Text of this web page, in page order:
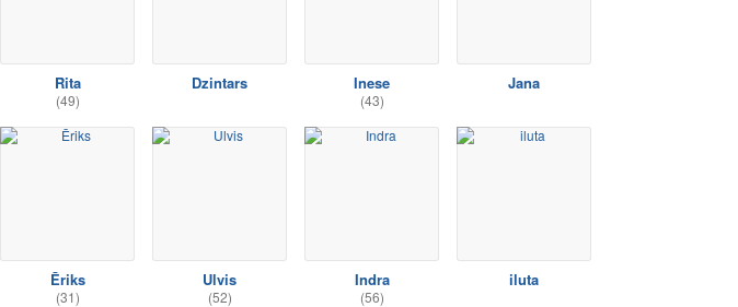
Rita
(49)
Dzintars Inese
(43)
Jana
Ēriks
(31)
Ulvis
(52)
Indra
(56)
iluta